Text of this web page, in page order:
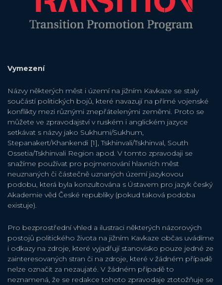
Vymezení
Názvy některých měst i území na jižním Kavkaze se staly
součástí politických bojů, které navazují na přímé vojenské
konflikty mezi různými znepřátelenými zeměmi. Proto se
můžete ve zpravodajství v ruském i anglickém jazyce
setkávat s názvy jako Sukhumi/Sukhum,
Stepanakert/Khankendi [1], Tskhinvali/Tskhinval, South
Ossetia/Tskhinvali Region apod. V tomto zpravodaji se
snažíme používat pro pojmenování hlavních měst
neuznaných či částečně uznaných území jazykovou
podobu, která byla konzultována s Ústavem pro jazyk český
Akademie věd České republiky (pokud taková podoba
existuje).
Pro bezprostřední vhled a ilustraci některých názorových
postojů politického života na jižním Kavkaze občas uvádíme
i odkazy na zdroje, které vyjadřují stanovisko pouze jedné ze
zainteresovaných stran či na zdroje, které v žádném případě
nelze označit za nezaujaté. V žádném případě to
neznamená, že se redakce tohoto zpravodaje ztotožňuje se